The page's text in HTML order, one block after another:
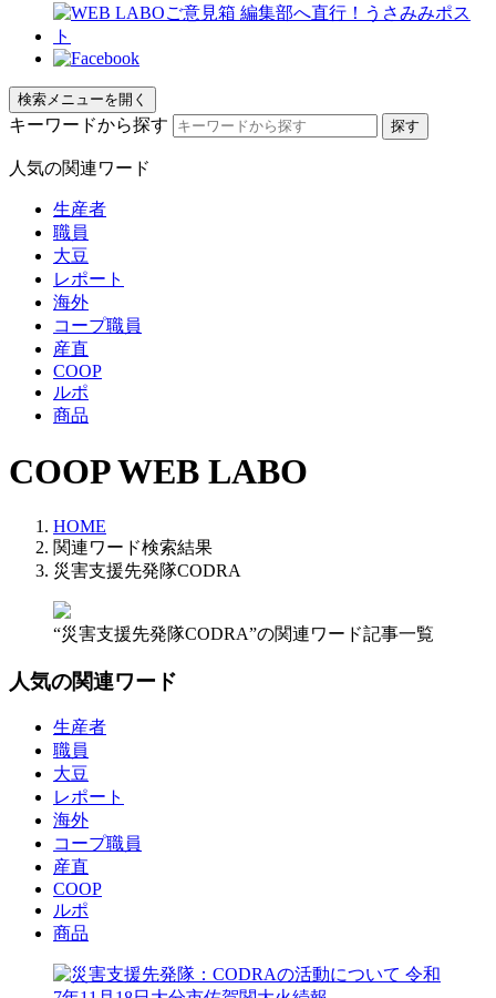
検索メニューを開く
キーワードから探す
人気の関連ワード
生産者
職員
大豆
レポート
海外
コープ職員
産直
COOP
ルポ
商品
COOP WEB LABO
HOME
関連ワード検索結果
災害支援先発隊CODRA
“災害支援先発隊CODRA”の関連ワード記事一覧
人気の関連ワード
生産者
職員
大豆
レポート
海外
コープ職員
産直
COOP
ルポ
商品